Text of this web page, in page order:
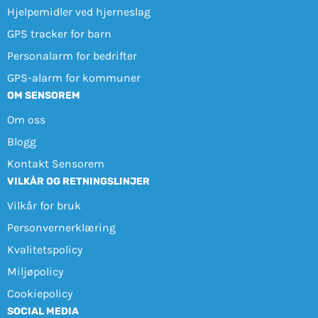
Hjelpemidler ved hjerneslag
GPS tracker for barn
Personalarm for bedrifter
GPS-alarm for kommuner
OM SENSOREM
Om oss
Blogg
Kontakt Sensorem
VILKÅR OG RETNINGSLINJER
Vilkår for bruk
Personvernerklæring
Kvalitetspolicy
Miljøpolicy
Cookiepolicy
SOCIAL MEDIA